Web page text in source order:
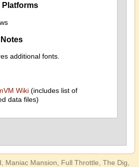
additional fonts.
Wiki(includes list of
data files)
Maniac Mansion, Full Throttle, The Dig,